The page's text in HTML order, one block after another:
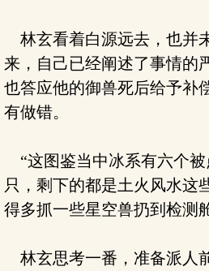
林玄看着白源远去，也并
来，自己已经阐述了事情的
也答应他的御兽死后给予补
有做错。
“这图鉴当中冰系有六个
只，剩下的都是土火风水这
得多抓一些星空兽扔到检测
林玄思考一番，准备派人